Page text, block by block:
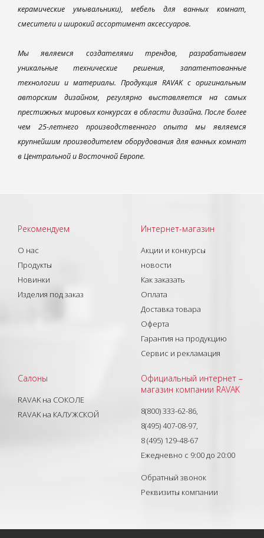
керамические умывальники), мебель для ванных комнат,
смесители и широкий ассортимент аксессуаров.
Мы являемся создателями трендов, разрабатываем
уникальные технические решения, запатентованные
технологии и материалы. Продукция RAVAK с оригинальным
авторским дизайном, регулярно выставляется на самых
престижных мировых конкурсах в области дизайна. После более
чем 25-летнего производственного опыта мы являемся
крупнейшим производителем оборудования для ванных комнат
в Центральной и Восточной Европе.
Рекомендуем
О нас
Продукты
Новинки
Изделия под заказ
Интернет-магазин
Акции и конкурсы
новости
Как заказать
Оплата
Доставка товара
Оферта
Гарантия на продукцию
Сервис и рекламация
Салоны
RAVAK на СОКОЛЕ
RAVAK на КАЛУЖСКОЙ
Официальный интернет –
магазин компании RAVAK
8(800) 333-62-86,
8(495) 407-08-97,
8 (495) 129-48-67
Ежедневно с 9:00 до 20:00
Обратный звонок
Реквизиты компании